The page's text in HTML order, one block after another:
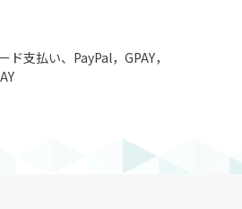
支払い、PayPal，GPAY，